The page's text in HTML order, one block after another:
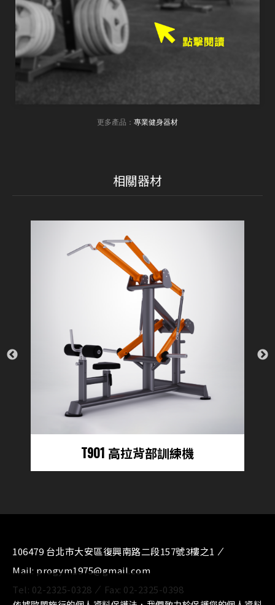
更多產品： 專業健身器材
相關器材
T901 高拉背部訓練機
106479 台北市大安區復興南路二段157號3樓之1
Mail: progym1975@gmail.com
Tel: 02-2325-0328 Fax: 02-2325-0398